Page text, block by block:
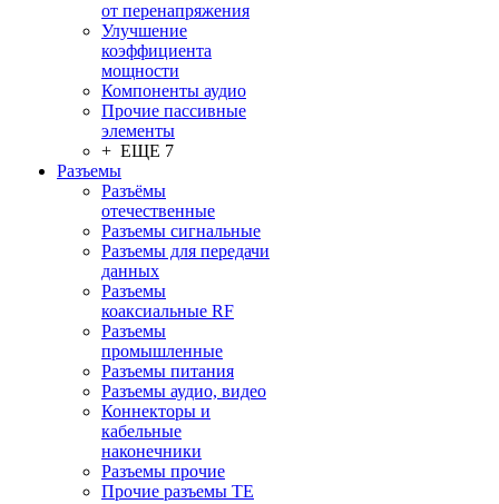
от перенапряжения
Улучшение
коэффициента
мощности
Компоненты аудио
Прочие пассивные
элементы
+ ЕЩЕ 7
Разъeмы
Разъёмы
отечественные
Разъeмы сигнальные
Разъeмы для передачи
данных
Разъeмы
коаксиальные RF
Разъeмы
промышленные
Разъeмы питания
Разъeмы аудио, видео
Коннекторы и
кабельные
наконечники
Разъeмы прочие
Прочие разъемы TE